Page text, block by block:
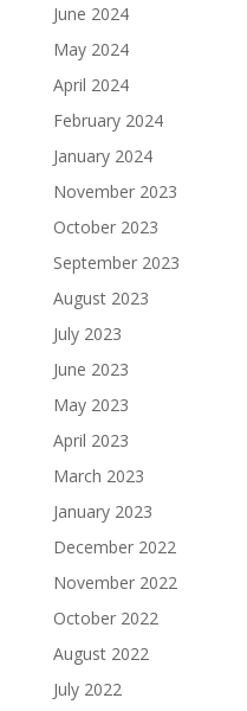
June 2024
May 2024
April 2024
February 2024
January 2024
November 2023
October 2023
September 2023
August 2023
July 2023
June 2023
May 2023
April 2023
March 2023
January 2023
December 2022
November 2022
October 2022
August 2022
July 2022